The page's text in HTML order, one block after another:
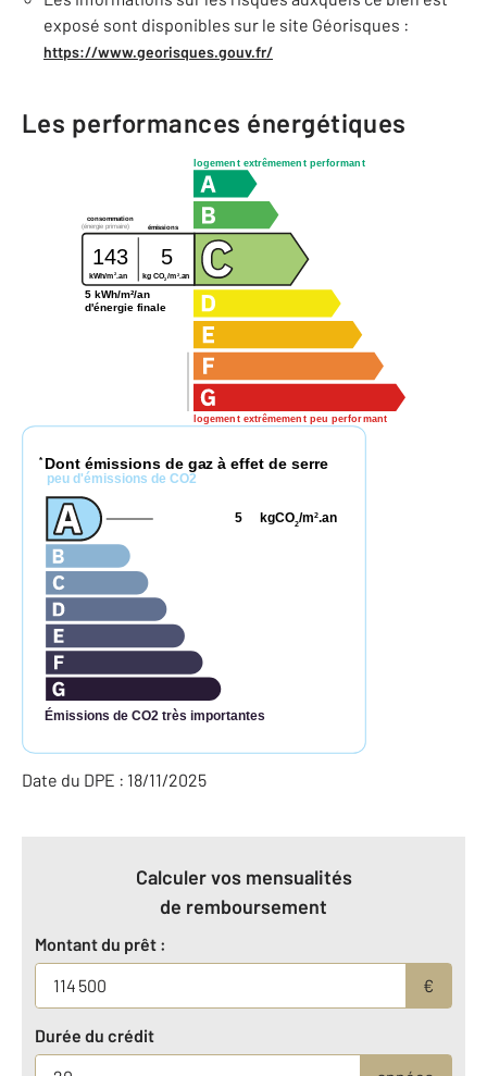
exposé sont disponibles sur le site Géorisques :
https://www.georisques.gouv.fr/
Les performances énergétiques
logement extrêmement performant
logement extrêmement peu performant
consommation
émissions
(énergie primaire)
143 5
kWh/m 2 .an kg CO2/m2.an
5 kWh/m²/an
d'énergie finale
* Dont émissions de gaz à effet de serre
peu d'émissions de CO2
Émissions de CO2 très importantes
kgCO2/m2.an
5
Date du DPE : 18/11/2025
Calculer vos mensualités
de remboursement
Montant du prêt :
€
Durée du crédit